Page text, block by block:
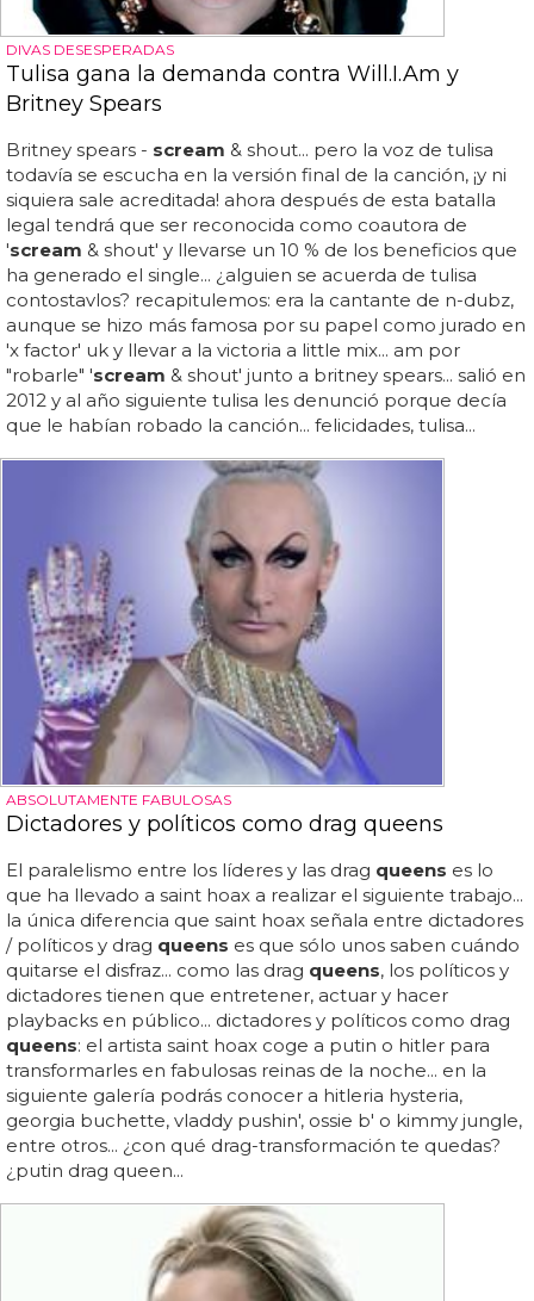
DIVAS DESESPERADAS
Tulisa gana la demanda contra Will.I.Am y
Britney Spears
Britney spears - scream & shout... pero la voz de tulisa
todavía se escucha en la versión final de la canción, ¡y ni
siquiera sale acreditada! ahora después de esta batalla
legal tendrá que ser reconocida como coautora de
'scream & shout' y llevarse un 10 % de los beneficios que
ha generado el single... ¿alguien se acuerda de tulisa
contostavlos? recapitulemos: era la cantante de n-dubz,
aunque se hizo más famosa por su papel como jurado en
'x factor' uk y llevar a la victoria a little mix... am por
"robarle" 'scream & shout' junto a britney spears... salió en
2012 y al año siguiente tulisa les denunció porque decía
que le habían robado la canción... felicidades, tulisa...
ABSOLUTAMENTE FABULOSAS
Dictadores y políticos como drag queens
El paralelismo entre los líderes y las drag queens es lo
que ha llevado a saint hoax a realizar el siguiente trabajo...
la única diferencia que saint hoax señala entre dictadores
/ políticos y drag queens es que sólo unos saben cuándo
quitarse el disfraz... como las drag queens, los políticos y
dictadores tienen que entretener, actuar y hacer
playbacks en público... dictadores y políticos como drag
queens: el artista saint hoax coge a putin o hitler para
transformarles en fabulosas reinas de la noche... en la
siguiente galería podrás conocer a hitleria hysteria,
georgia buchette, vladdy pushin', ossie b' o kimmy jungle,
entre otros... ¿con qué drag-transformación te quedas?
¿putin drag queen...